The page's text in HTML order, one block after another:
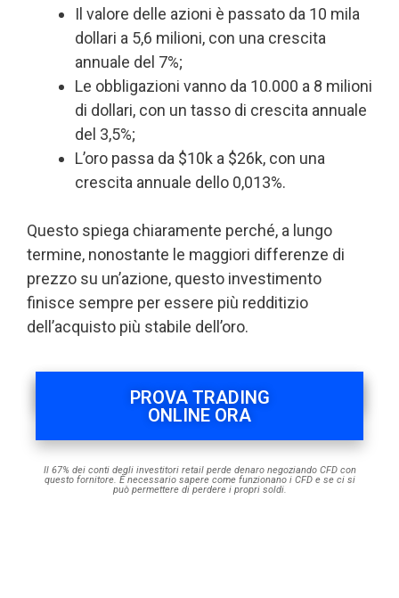
Il valore delle azioni è passato da 10 mila
dollari a 5,6 milioni, con una crescita
annuale del 7%;
Le obbligazioni vanno da 10.000 a 8 milioni
di dollari, con un tasso di crescita annuale
del 3,5%;
L’oro passa da $10k a $26k, con una
crescita annuale dello 0,013%.
Questo spiega chiaramente perché, a lungo
termine, nonostante le maggiori differenze di
prezzo su un’azione, questo investimento
finisce sempre per essere più redditizio
dell’acquisto più stabile dell’oro.
PROVA TRADING
ONLINE ORA
Il 67% dei conti degli investitori retail perde denaro negoziando CFD con
questo fornitore. È necessario sapere come funzionano i CFD e se ci si
può permettere di perdere i propri soldi.